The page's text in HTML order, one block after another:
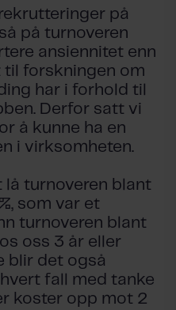
på
på turnoveren
ansiennitet enn
til forskningen om
har i forhold til
Derfor satt vi
å kunne ha en
i virksomheten.
turnoveren blant
som var et
turnoveren blant
oss 3 år eller
blir det også
fall med tanke
koster opp mot 2